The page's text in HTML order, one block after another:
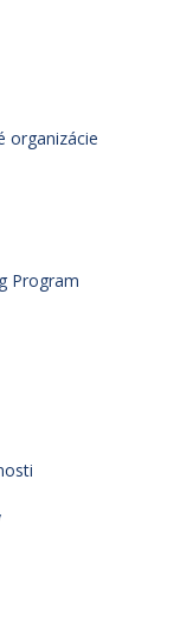
organizácie
Program